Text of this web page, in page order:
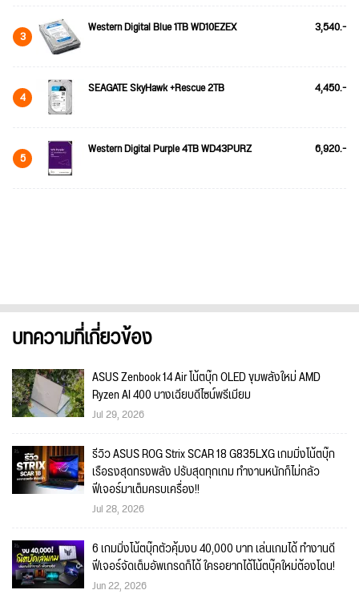
3 Western Digital Blue 1TB WD10EZEX 3,540.-
4 SEAGATE SkyHawk +Rescue 2TB 4,450.-
5 Western Digital Purple 4TB WD43PURZ 6,920.-
บทความที่เกี่ยวข้อง
ASUS Zenbook 14 Air โน้ตบุ๊ก OLED ขุมพลังใหม่ AMD
Ryzen AI 400 บางเฉียบดีไซน์พรีเมียม
Jul 29, 2026
รีวิว ASUS ROG Strix SCAR 18 G835LXG เกมมิ่งโน้ตบุ๊ก
เรือธงสุดทรงพลัง ปรับสุดทุกเกม ทำงานหนักก็ไม่กลัว
ฟีเจอร์มาเต็มครบเครื่อง!!
Jul 28, 2026
6 เกมมิ่งโน้ตบุ๊กตัวคุ้มงบ 40,000 บาท เล่นเกมได้ ทำงานดี
ฟีเจอร์จัดเต็มอัพเกรดก็ได้ ใครอยากได้โน้ตบุ๊คใหม่ต้องโดน!
Jun 22, 2026